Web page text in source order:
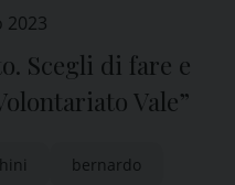
2023
Scegli di fare e
Vale”
bernardo